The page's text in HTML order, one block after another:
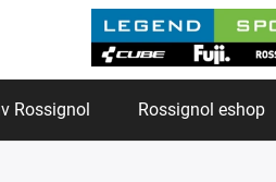
Rossignol Rossignol eshop